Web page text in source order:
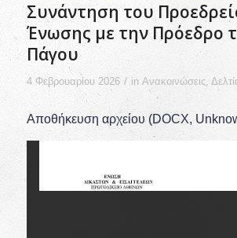
Συνάντηση του
Ένωσης με την Πρόεδρο
Πάγου
4 Φεβρουαρίου 2026 / in Ανακοινώσεις,
Αποθήκευση αρχείου (DOCX,